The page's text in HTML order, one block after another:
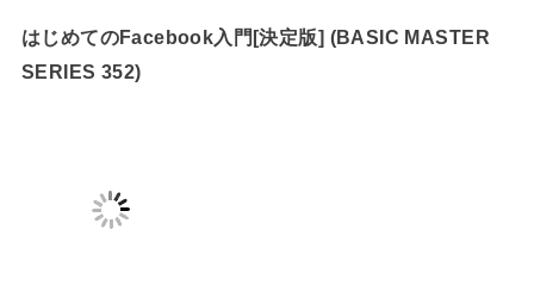
はじめてのFacebook入門[決定版] (BASIC MASTER
SERIES 352)